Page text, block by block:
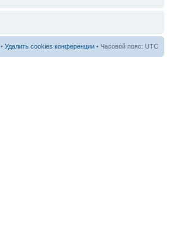
• Удалить cookies конференции • Часовой пояс: UTC